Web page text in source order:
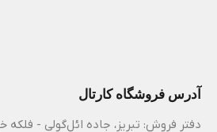
آدرس فروشگاه کارتال
دفتر فروش: تبریز، جاده ائل‌گولی - فلکه